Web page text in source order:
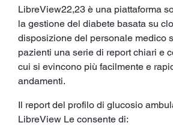
LibreView22,23 è una piattaforma
la gestione del diabete basata su
disposizione del personale medico
pazienti una serie di report chiari e
cui si evincono più facilmente e
andamenti.
Il report del profilo di glucosio
LibreView Le consente di: